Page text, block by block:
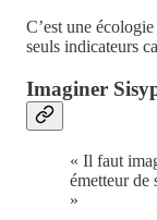
C’est une
seuls indicateurs
Imaginer
« Il faut
émetteur de
»